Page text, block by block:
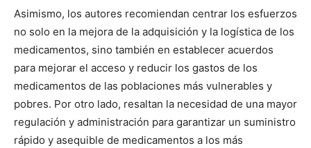
Asimismo, los autores recomiendan centrar los esfuerzos
no solo en la mejora de la adquisición y la logística de los
medicamentos, sino también en establecer acuerdos
para mejorar el acceso y reducir los gastos de los
medicamentos de las poblaciones más vulnerables y
pobres. Por otro lado, resaltan la necesidad de una mayor
regulación y administración para garantizar un suministro
rápido y asequible de medicamentos a los más